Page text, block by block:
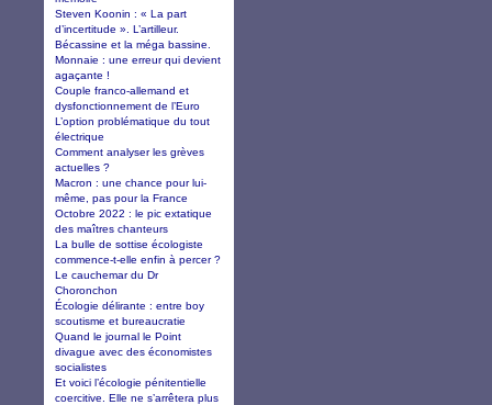
Steven Koonin : « La part
d’incertitude ». L’artilleur.
Bécassine et la méga bassine.
Monnaie : une erreur qui devient
agaçante !
Couple franco-allemand et
dysfonctionnement de l’Euro
L’option problématique du tout
électrique
Comment analyser les grèves
actuelles ?
Macron : une chance pour lui-
même, pas pour la France
Octobre 2022 : le pic extatique
des maîtres chanteurs
La bulle de sottise écologiste
commence-t-elle enfin à percer ?
Le cauchemar du Dr
Choronchon
Écologie délirante : entre boy
scoutisme et bureaucratie
Quand le journal le Point
divague avec des économistes
socialistes
Et voici l’écologie pénitentielle
coercitive. Elle ne s’arrêtera plus